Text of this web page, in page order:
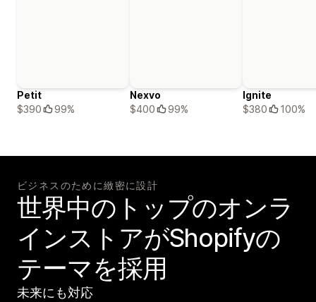
Petit
$390
99%
Nexvo
$400
99%
Ignite
$380
100%
ビジネスのために緻密に設計
世界中のトップのオンラ
インストアがShopifyの
テーマを採用
未来にも対応